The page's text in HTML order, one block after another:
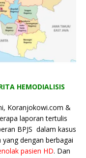
HEMODIALISIS
Koranjokowi.com &
laporan tertulis
BPJS dalam kasus
dengan berbagai
pasien HD. Dan